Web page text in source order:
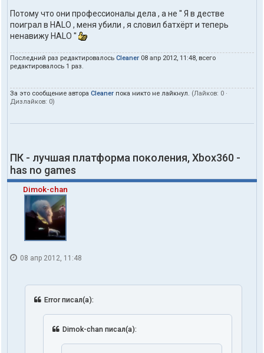
Потому что они профессионалы дела , а не '' Я в дестве
поиграл в HALO , меня убили , я словил батхёрт и теперь
ненавижу HALO ''
Последний раз редактировалось Cleaner 08 апр 2012, 11:48, всего
редактировалось 1 раз.
За это сообщение автора Cleaner пока никто не лайкнул. (Лайков: 0 ·
Дизлайков: 0)
ПК - лучшая платформа поколения, Xbox360 -
has no games
Dimok-chan
08 апр 2012, 11:48
Error писал(а):
Dimok-chan писал(а):